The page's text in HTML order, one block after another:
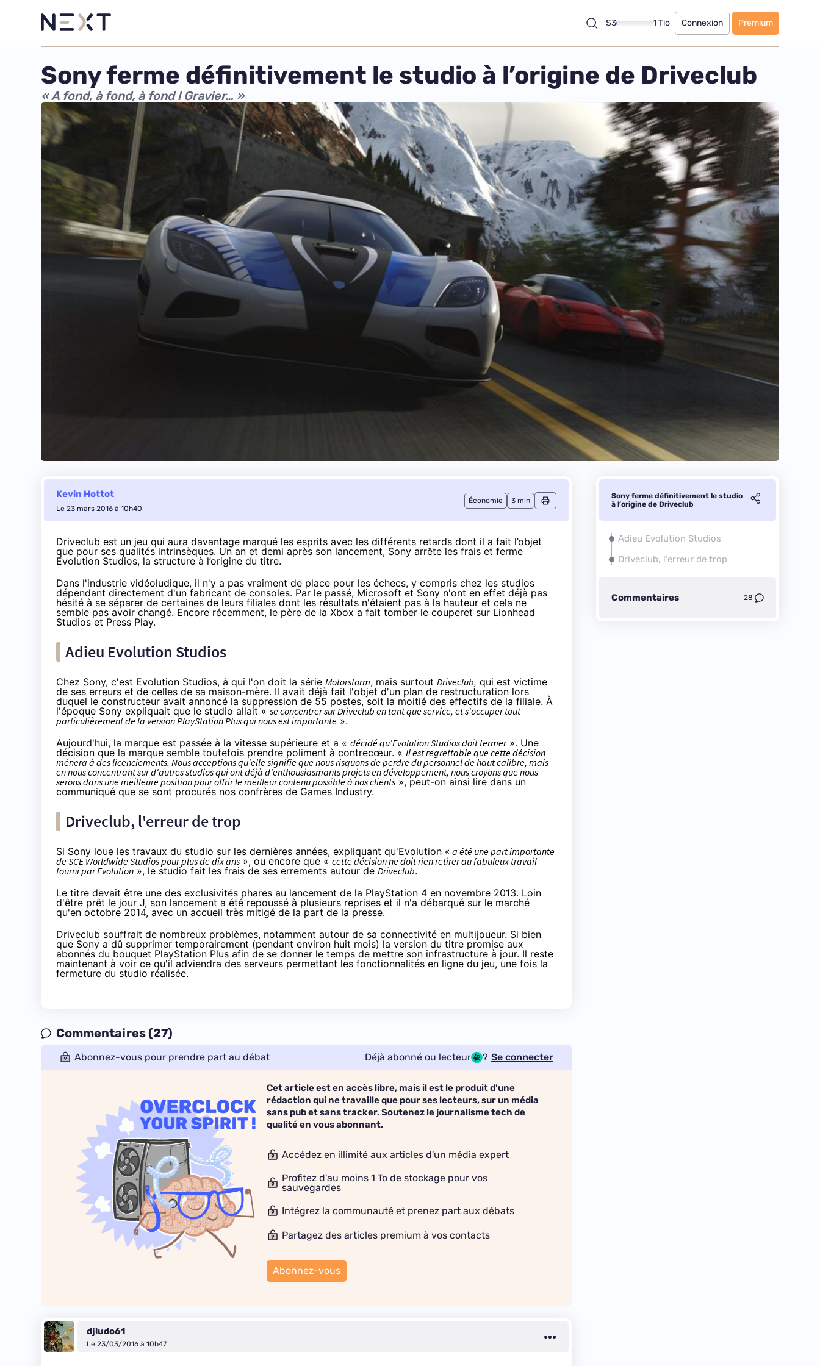
S3 1 Tio Connexion Premium
Sony ferme définitivement le studio à l’origine de Driveclub
« A fond, à fond, à fond ! Gravier… »
Kevin Hottot
Le 23 mars 2016 à 10h40
Économie 3 min
Driveclub est un jeu qui aura davantage marqué les esprits avec les différents retards dont il a fait l’objet
que pour ses qualités intrinsèques. Un an et demi après son lancement, Sony arrête les frais et ferme
Evolution Studios, la structure à l’origine du titre.
Dans l'industrie vidéoludique, il n'y a pas vraiment de place pour les échecs, y compris chez les studios
dépendant directement d'un fabricant de consoles. Par le passé, Microsoft et Sony n'ont en effet déjà pas
hésité à se séparer de certaines de leurs filiales dont les résultats n'étaient pas à la hauteur et cela ne
semble pas avoir changé. Encore récemment, le père de la Xbox a fait tomber le couperet sur Lionhead
Studios et Press Play.
Adieu Evolution Studios
Chez Sony, c'est Evolution Studios, à qui l'on doit la série Motorstorm, mais surtout Driveclub, qui est victime
de ses erreurs et de celles de sa maison-mère. Il avait déjà fait l'objet d'un plan de restructuration lors
duquel le constructeur avait annoncé la suppression de 55 postes, soit la moitié des effectifs de la filiale. À
l'époque Sony expliquait que le studio allait « se concentrer sur Driveclub en tant que service, et s'occuper tout
particulièrement de la version PlayStation Plus qui nous est importante ».
Aujourd'hui, la marque est passée à la vitesse supérieure et a « décidé qu'Evolution Studios doit fermer». Une
décision que la marque semble toutefois prendre poliment à contrecœur. « Il estregrettableque cette décision
mènera à des licenciements. Nous acceptions qu'ellesignifieque nous risquons de perdre du personnel de haut calibre, mais
en nous concentrant sur d'autres studios qui ont déjà d'enthousiasmants projets en développement, nous croyons que nous
serons dans une meilleure position pour offrir le meilleur contenu possible à nos clients », peut-on ainsi lire dans un
communiqué que se sont procurés nos confrères de Games Industry.
Driveclub, l'erreur de trop
Si Sony loue les travaux du studio sur les dernières années, expliquant qu'Evolution « a été une part importante
de SCE Worldwide Studios pour plus de dix ans », ou encore que « cette décision ne doit rien retirer au fabuleux travail
fourni par Evolution », le studio fait les frais de ses errements autour de Driveclub.
Le titre devait être une des exclusivités phares au lancement de la PlayStation 4 en novembre 2013. Loin
d'être prêt le jour J, son lancement a été repoussé à plusieurs reprises et il n'a débarqué sur le marché
qu'en octobre 2014, avec un accueil très mitigé de la part de la presse.
Driveclub souffrait de nombreux problèmes, notamment autour de sa connectivité en multijoueur. Si bien
que Sony a dû supprimer temporairement (pendant environ huit mois) la version du titre promise aux
abonnés du bouquet PlayStation Plus afin de se donner le temps de mettre son infrastructure à jour. Il reste
maintenant à voir ce qu'il adviendra des serveurs permettant les fonctionnalités en ligne du jeu, une fois la
fermeture du studio réalisée.
Commentaires (27)
Abonnez-vous pour prendre part au débat Déjà abonné ou lecteur ? Se connecter
Cet article est en accès libre, mais il est le produit d'une
rédaction qui ne travaille que pour ses lecteurs, sur un média
sans pub et sans tracker. Soutenez le journalisme tech de
qualité en vous abonnant.
Accédez en illimité aux articles d'un média expert
Profitez d'au moins 1 To de stockage pour vos
sauvegardes
Intégrez la communauté et prenez part aux débats
Partagez des articles premium à vos contacts
Abonnez-vous
djludo61
Le 23/03/2016 à 10h47
Sony ferme définitivement le studio
à l’origine de Driveclub
Adieu Evolution Studios
Driveclub, l'erreur de trop
Commentaires 28